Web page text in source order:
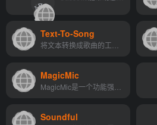
译
站
点
">
Text-To-Song
MagicMic
Soundful